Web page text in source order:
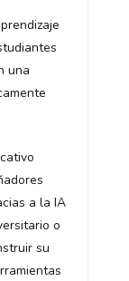
una
a la IA
o
su